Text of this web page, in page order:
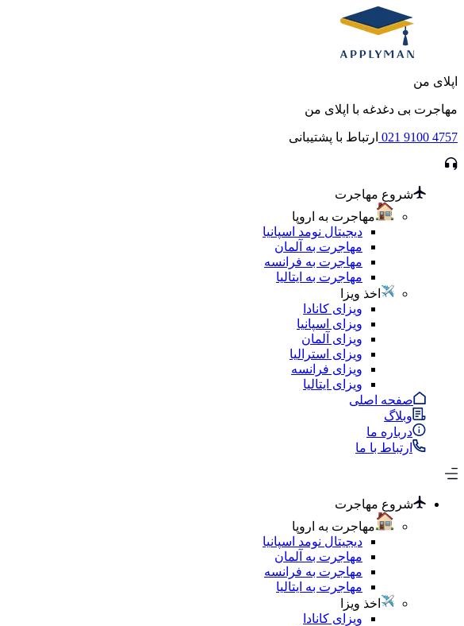
اپلای من
مهاجرت بی دغدغه با اپلای من
021 9100 4757 ارتباط با پشتیبانی
شروع مهاجرت
مهاجرت به اروپا
دیجیتال نومد اسپانیا
مهاجرت به آلمان
مهاجرت به فرانسه
مهاجرت به ایتالیا
اخذ ویزا
ویزای کانادا
ویزای اسپانیا
ویزای آلمان
ویزای استرالیا
ویزای فرانسه
ویزای ایتالیا
صفحه اصلی
وبلاگ
درباره ما
ارتباط با ما
شروع مهاجرت
مهاجرت به اروپا
دیجیتال نومد اسپانیا
مهاجرت به آلمان
مهاجرت به فرانسه
مهاجرت به ایتالیا
اخذ ویزا
ویزای کانادا